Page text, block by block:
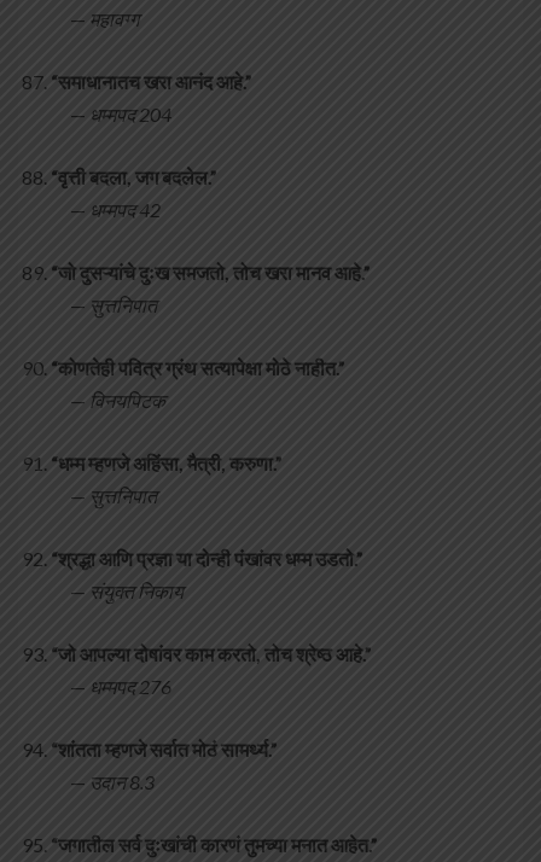
— महावग्ग
“समाधानातच खरा आनंद आहे.”
— धम्मपद 204
“वृत्ती बदला, जग बदलेल.”
— धम्मपद 42
“जो दुसऱ्यांचे दुःख समजतो, तोच खरा मानव आहे.”
— सुत्तनिपात
“कोणतेही पवित्र ग्रंथ सत्यापेक्षा मोठे नाहीत.”
— विनयपिटक
“धम्म म्हणजे अहिंसा, मैत्री, करुणा.”
— सुत्तनिपात
“श्रद्धा आणि प्रज्ञा या दोन्ही पंखांवर धम्म उडतो.”
— संयुक्त निकाय
“जो आपल्या दोषांवर काम करतो, तोच श्रेष्ठ आहे.”
— धम्मपद 276
“शांतता म्हणजे सर्वात मोठं सामर्थ्य.”
— उदान 8.3
“जगातील सर्व दुःखांची कारणं तुमच्या मनात आहेत.”